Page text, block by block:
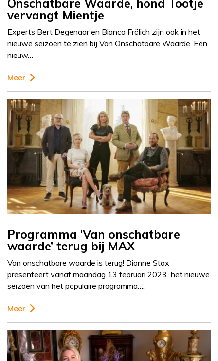
Onschatbare Waarde, hond Tootje
vervangt Mientje
Experts Bert Degenaar en Bianca Frölich zijn ook in het
nieuwe seizoen te zien bij Van Onschatbare Waarde. Een
nieuw…
Meer
Programma ‘Van onschatbare
waarde’ terug bij MAX
Van onschatbare waarde is terug! Dionne Stax
presenteert vanaf maandag 13 februari 2023 het nieuwe
seizoen van het populaire programma….
Meer